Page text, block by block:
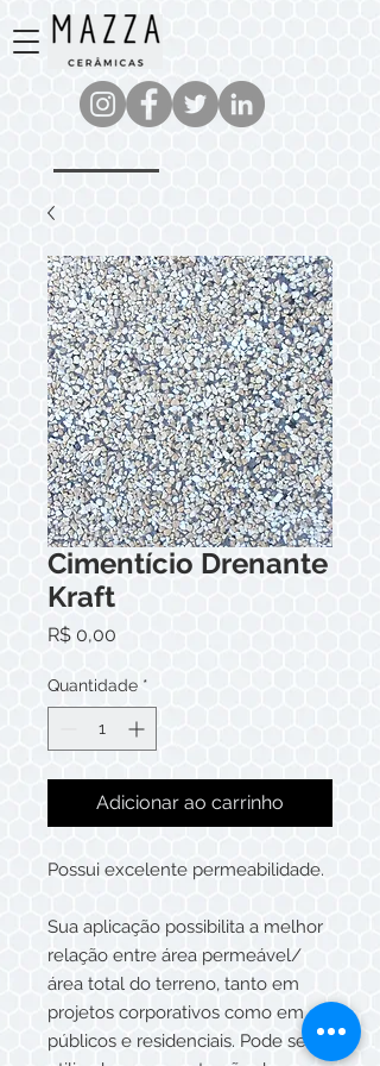
Cimentício Drenante
Kraft
R$ 0,00
Quantidade *
Adicionar ao carrinho
Possui excelente permeabilidade.
Sua aplicação possibilita a melhor
relação entre área permeável/
área total do terreno, tanto em
projetos corporativos como em
públicos e residenciais. Pode ser